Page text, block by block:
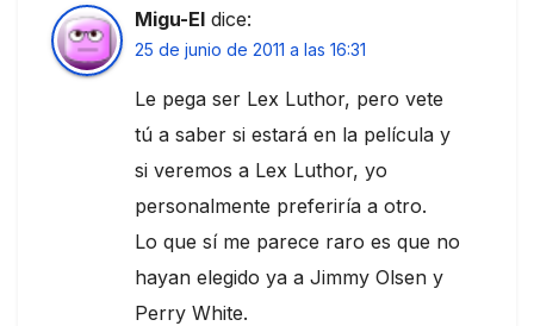
Migu-El dice:
25 de junio de 2011 a las 16:31
Le pega ser Lex Luthor, pero vete
tú a saber si estará en la película y
si veremos a Lex Luthor, yo
personalmente preferiría a otro.
Lo que sí me parece raro es que no
hayan elegido ya a Jimmy Olsen y
Perry White.